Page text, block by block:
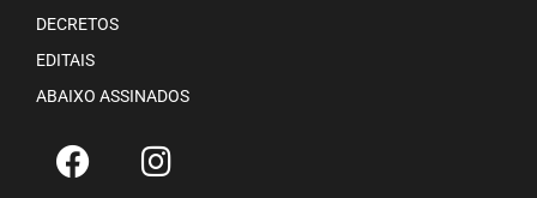
DECRETOS
EDITAIS
ABAIXO ASSINADOS